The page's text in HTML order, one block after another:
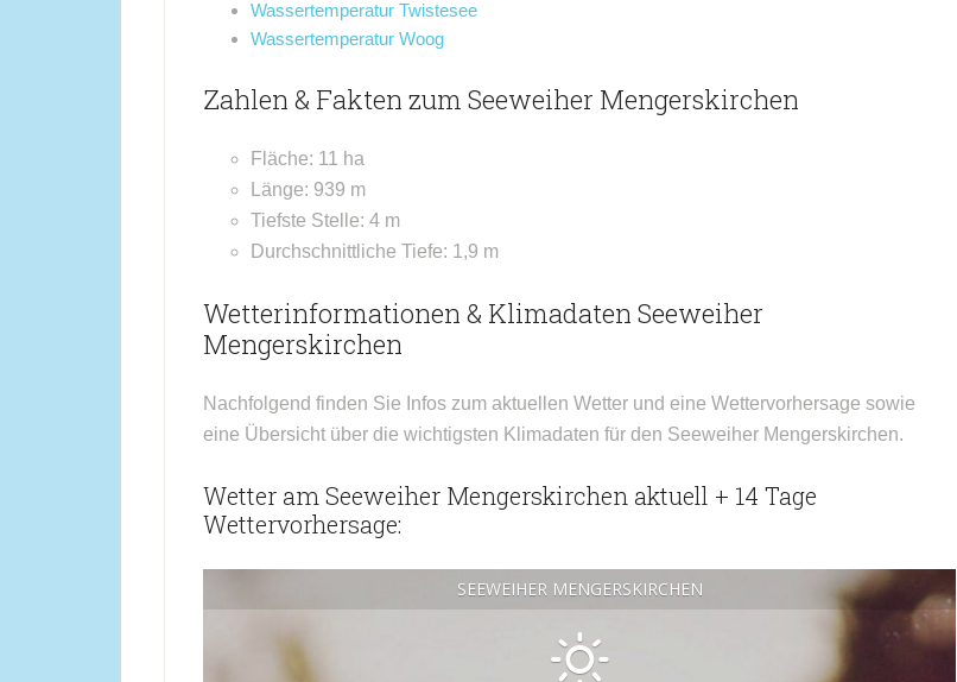
Wassertemperatur Twistesee
Wassertemperatur Woog
Zahlen & Fakten zum Seeweiher Mengerskirchen
Fläche: 11 ha
Länge: 939 m
Tiefste Stelle: 4 m
Durchschnittliche Tiefe: 1,9 m
Wetterinformationen & Klimadaten Seeweiher
Mengerskirchen
Nachfolgend finden Sie Infos zum aktuellen Wetter und eine Wettervorhersage sowie
eine Übersicht über die wichtigsten Klimadaten für den Seeweiher Mengerskirchen.
Wetter am Seeweiher Mengerskirchen aktuell + 14 Tage
Wettervorhersage:
SEEWEIHER MENGERSKIRCHEN